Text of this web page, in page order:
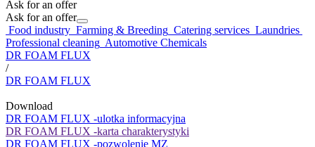
Ask for an offer
Ask for an offer
Food industry Farming & Breeding Catering services Laundries
Professional cleaning Automotive Chemicals
DR FOAM FLUX
/
DR FOAM FLUX
Download
DR FOAM FLUX -ulotka informacyjna
DR FOAM FLUX -karta charakterystyki
DR FOAM FLUX -pozwolenie MZ